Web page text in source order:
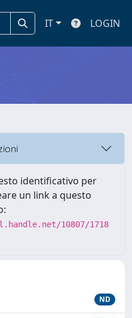
IT LOGIN
identificativo per
un link a questo
10807/1718
ND